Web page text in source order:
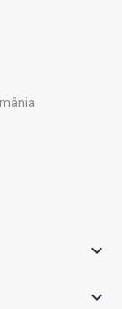

